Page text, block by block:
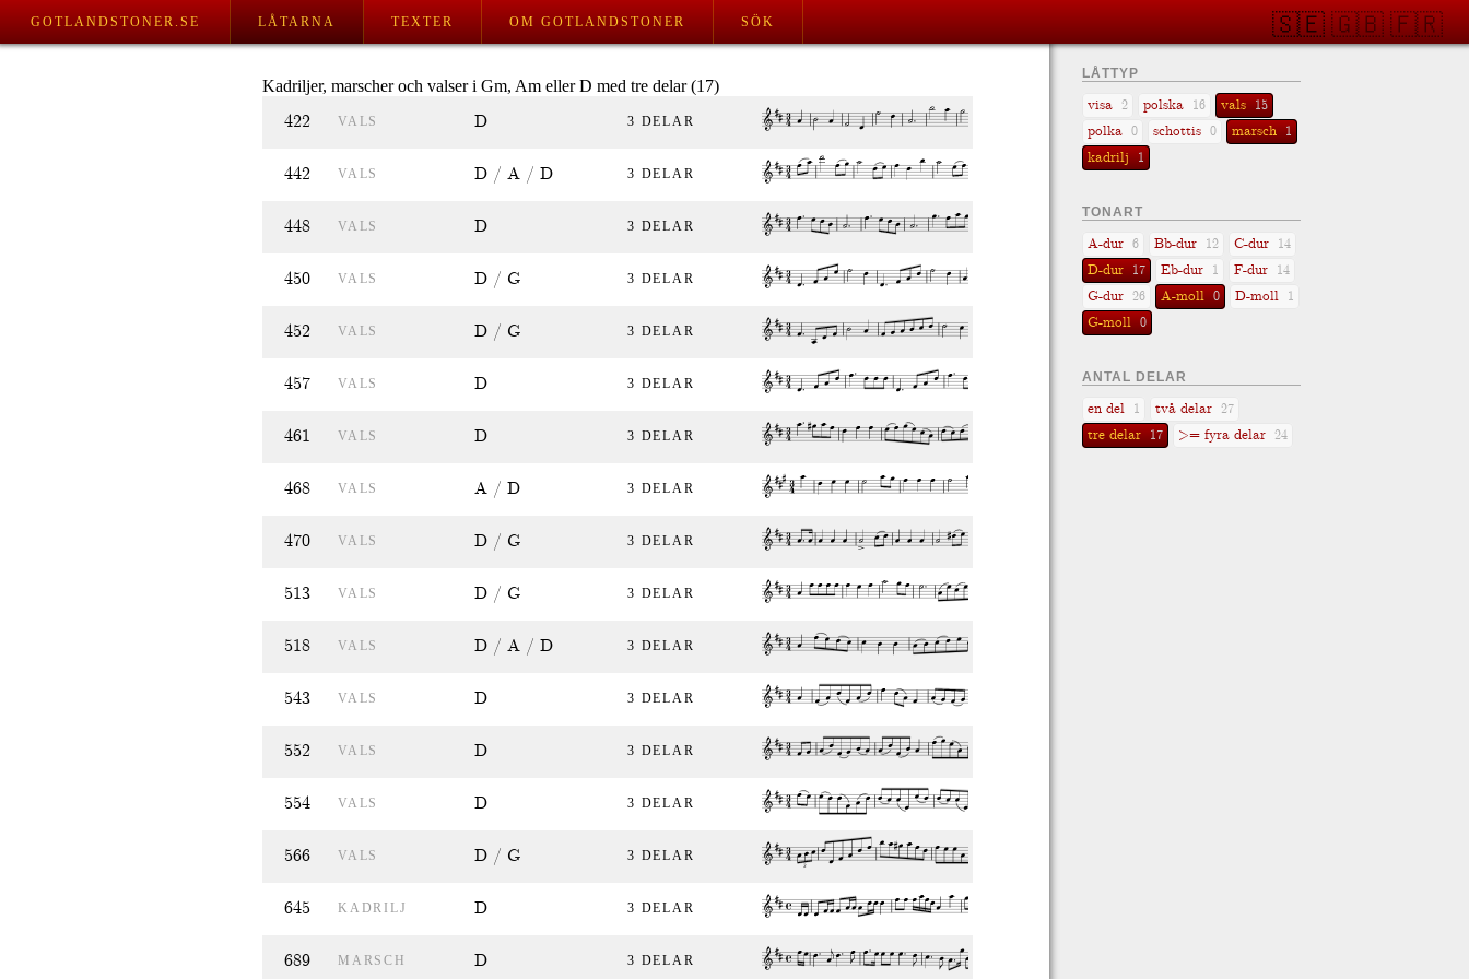
GOTLANDSTONER.SE LÅTARNA TEXTER OM GOTLANDSTONER SÖK 🇸🇪 🇬🇧 🇫🇷
Kadriljer, marscher och valser i Gm, Am eller D med tre delar (17)
422 VALS D 3 DELAR
442 VALS D / A / D 3 DELAR
448 VALS D 3 DELAR
450 VALS D / G 3 DELAR
452 VALS D / G 3 DELAR
457 VALS D 3 DELAR
461 VALS D 3 DELAR
468 VALS A / D 3 DELAR
470 VALS D / G 3 DELAR
513 VALS D / G 3 DELAR
518 VALS D / A / D 3 DELAR
543 VALS D 3 DELAR
552 VALS D 3 DELAR
554 VALS D 3 DELAR
566 VALS D / G 3 DELAR
645 KADRILJ D 3 DELAR
689 MARSCH D 3 DELAR
LÅTTYP
visa 2 polska 16 vals 15
polka 0 schottis 0 marsch 1
kadrilj 1
TONART
A-dur 6 Bb-dur 12 C-dur 14
D-dur 17 Eb-dur 1 F-dur 14
G-dur 26 A-moll 0 D-moll 1
G-moll 0
ANTAL DELAR
en del 1 två delar 27
tre delar 17 >= fyra delar 24